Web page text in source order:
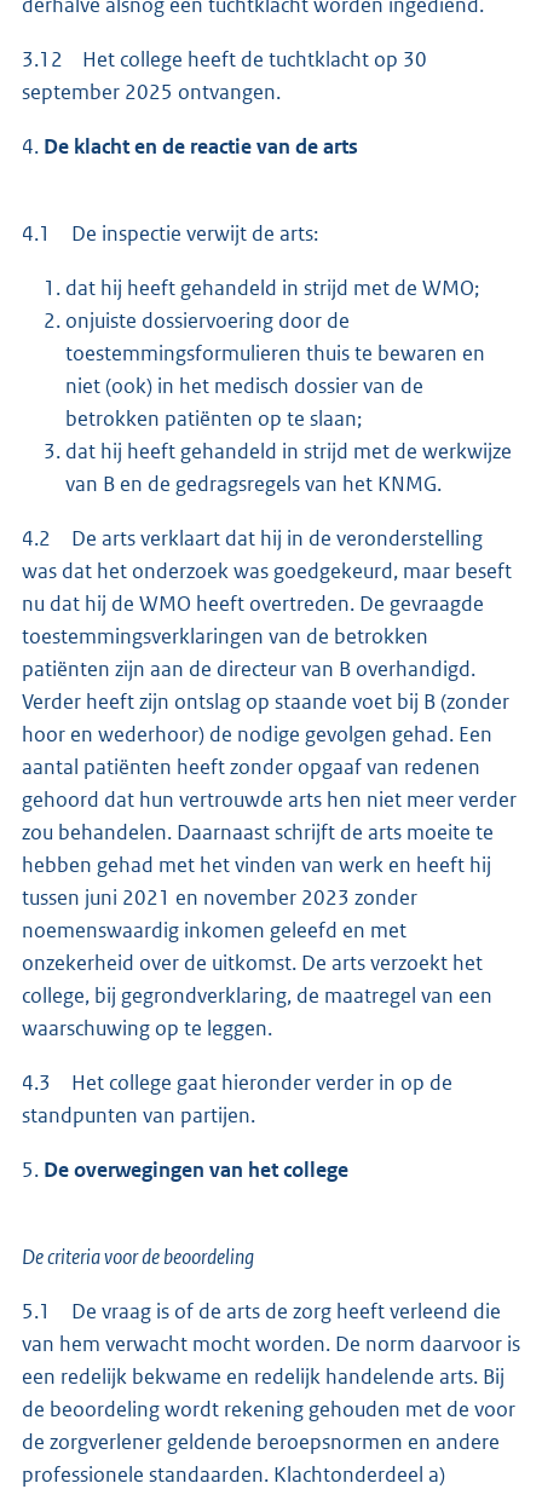
3.12 Het college heeft de tuchtklacht op 30
september 2025 ontvangen.
4. De klacht en de reactie van de arts
4.1 De inspectie verwijt de arts:
dat hij heeft gehandeld in strijd met de WMO;
onjuiste dossiervoering door de
toestemmingsformulieren thuis te bewaren en
niet (ook) in het medisch dossier van de
betrokken patiënten op te slaan;
dat hij heeft gehandeld in strijd met de werkwijze
van B en de gedragsregels van het KNMG.
4.2 De arts verklaart dat hij in de veronderstelling
was dat het onderzoek was goedgekeurd, maar beseft
nu dat hij de WMO heeft overtreden. De gevraagde
toestemmingsverklaringen van de betrokken
patiënten zijn aan de directeur van B overhandigd.
Verder heeft zijn ontslag op staande voet bij B (zonder
hoor en wederhoor) de nodige gevolgen gehad. Een
aantal patiënten heeft zonder opgaaf van redenen
gehoord dat hun vertrouwde arts hen niet meer verder
zou behandelen. Daarnaast schrijft de arts moeite te
hebben gehad met het vinden van werk en heeft hij
tussen juni 2021 en november 2023 zonder
noemenswaardig inkomen geleefd en met
onzekerheid over de uitkomst. De arts verzoekt het
college, bij gegrondverklaring, de maatregel van een
waarschuwing op te leggen.
4.3 Het college gaat hieronder verder in op de
standpunten van partijen.
5. De overwegingen van het college
De criteria voor de beoordeling
5.1 De vraag is of de arts de zorg heeft verleend die
van hem verwacht mocht worden. De norm daarvoor is
een redelijk bekwame en redelijk handelende arts. Bij
de beoordeling wordt rekening gehouden met de voor
de zorgverlener geldende beroepsnormen en andere
professionele standaarden. Klachtonderdeel a)